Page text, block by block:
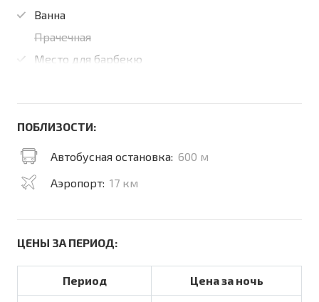
Ванна
Прачечная
Место для барбекю
ПОБЛИЗОСТИ:
Автобусная остановка: 600 м
Аэропорт: 17 км
ЦЕНЫ ЗА ПЕРИОД:
Период Цена за ночь